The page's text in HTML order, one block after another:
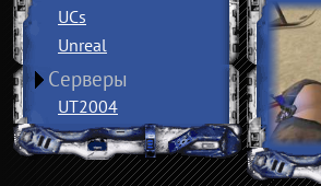
UCs
Unreal
Серверы
UT2004